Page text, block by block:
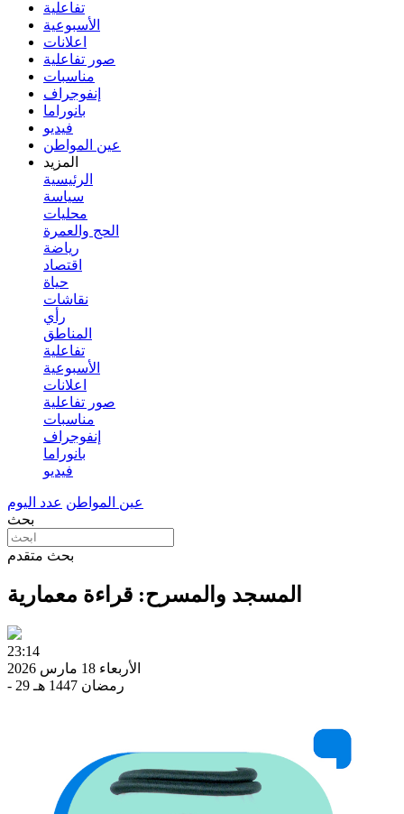
تفاعلية
الأسبوعية
اعلانات
صور تفاعلية
مناسبات
إنفوجراف
بانوراما
فيديو
عين المواطن
المزيد
الرئيسية
سياسة
محليات
الحج والعمرة
رياضة
اقتصاد
حياة
نقاشات
رأي
المناطق
تفاعلية
الأسبوعية
اعلانات
صور تفاعلية
مناسبات
إنفوجراف
بانوراما
فيديو
عين المواطن عدد اليوم
بحث
بحث متقدم
المسجد والمسرح: قراءة معمارية
23:14
الأربعاء 18 مارس 2026
- 29 رمضان 1447 هـ